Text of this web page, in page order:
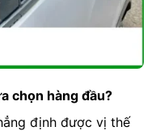
chọn hàng đầu?
định được vị thế